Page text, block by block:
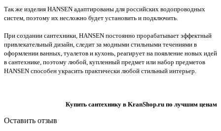
Так же изделия HANSEN адаптированы для российских водопроводных
систем, поэтому их несложно будет установить и подключить.
При создании сантехники, HANSEN постоянно прорабатывает эффектный
привлекательный дизайн, следит за модными стильными течениями в
оформлении ванных, туалетов и кухонь, реагирует на появление новых идей
в сантехнике, поэтому любой, купленный предмет или набор предметов
HANSEN способен украсить практически любой стильный интерьер.
Купить сантехнику в KranShop.ru по лучшим ценам
Оставить отзыв